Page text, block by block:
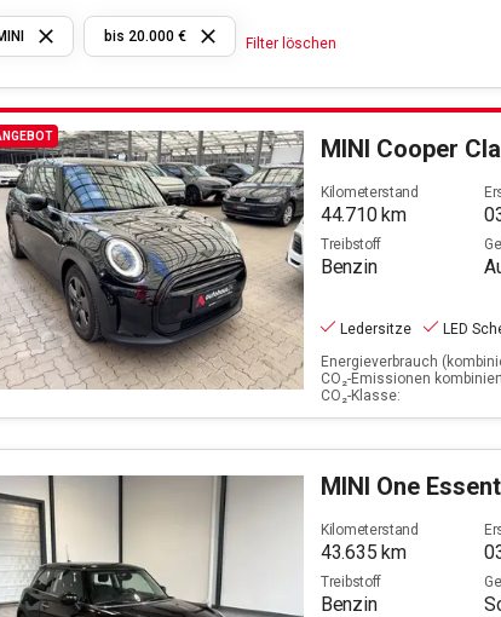
Filter löschen
bis 20.000 € Filter löschen
MINI Cooper Classic
Kilometerstand
44.710km
Treibstoff
Benzin
Ledersitze
LED
Energieverbrauch
CO₂-Emissionen
CO₂-Klasse:
MINI One Essential
Kilometerstand
43.635 km
Treibstoff
Benzin